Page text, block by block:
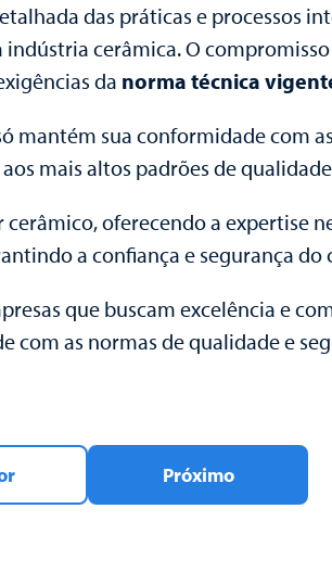
das práticas e processos
cerâmica. O
da norma técnica
mantém sua conformidade com
mais altos padrões de
oferecendo a expertise
a confiança e segurança
que buscam excelência e
com as normas de qualidade e
Próximo